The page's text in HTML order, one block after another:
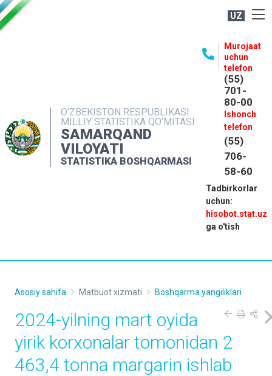
UZ
O‘ZBEKISTON RESPUBLIKASI
MILLIY STATISTIKA QO‘MITASI
SAMARQAND
VILOYATI
STATISTIKA BOSHQARMASI
Murojaat
uchun
telefon
(55)
701-
80-00
Ishonch
telefon
(55)
706-
58-60
Tadbirkorlar
uchun:
hisobot.stat.uz
ga o'tish
MATBUOT XIZMATI
MUROJAATLAR
KONTAKTLAR
Asosiy sahifa Matbuot xizmati Boshqarma yangiliklari
2024-yilning mart oyida
yirik korxonalar tomonidan 2
463,4 tonna margarin ishlab